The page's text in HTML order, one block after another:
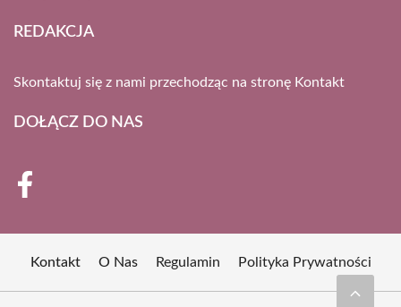
REDAKCJA
Skontaktuj się z nami przechodząc na stronę Kontakt
DOŁĄCZ DO NAS
Kontakt O Nas Regulamin Polityka Prywatności